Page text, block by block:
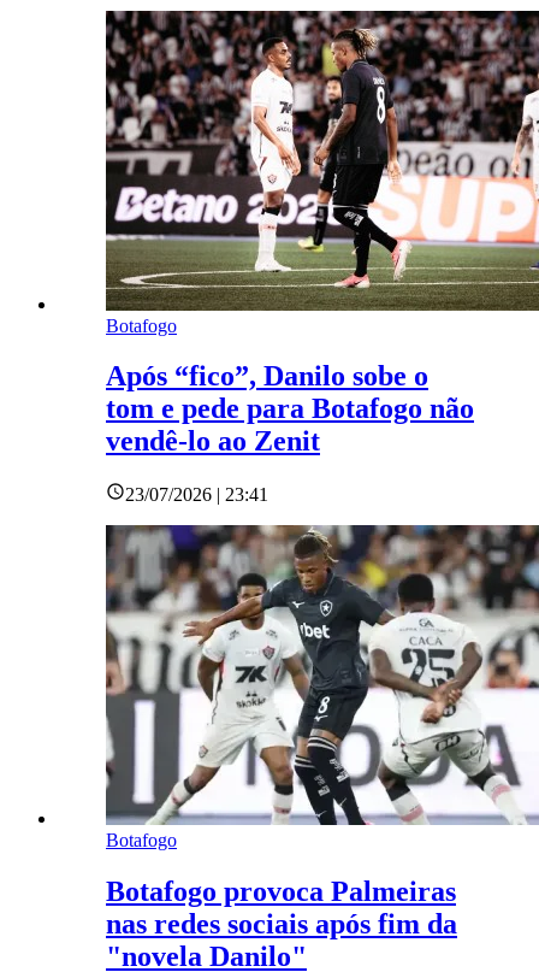
Botafogo
Após “fico”, Danilo sobe o
tom e pede para Botafogo não
vendê-lo ao Zenit
23/07/2026 | 23:41
Botafogo
Botafogo provoca Palmeiras
nas redes sociais após fim da
"novela Danilo"